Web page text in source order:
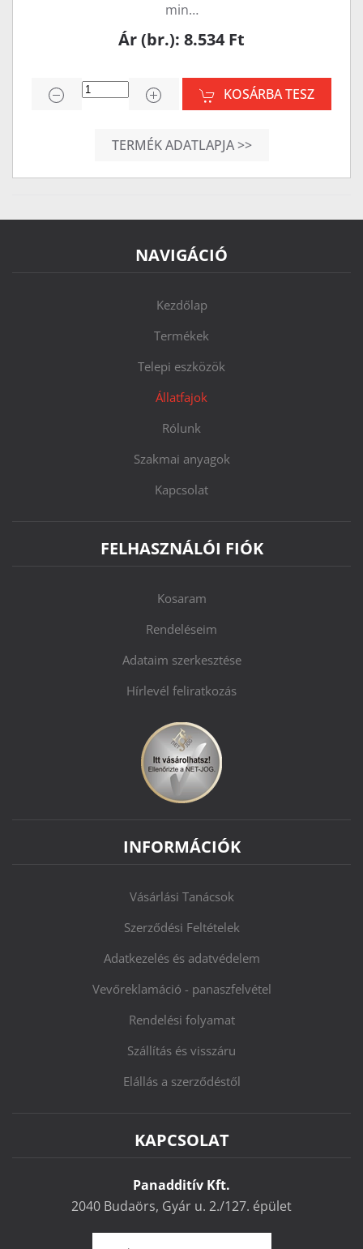
min…
Ár (br.): 8.534 Ft
KOSÁRBA TESZ
TERMÉK ADATLAPJA >>
NAVIGÁCIÓ
Kezdőlap
Termékek
Telepi eszközök
Állatfajok
Rólunk
Szakmai anyagok
Kapcsolat
FELHASZNÁLÓI FIÓK
Kosaram
Rendeléseim
Adataim szerkesztése
Hírlevél feliratkozás
INFORMÁCIÓK
Vásárlási Tanácsok
Szerződési Feltételek
Adatkezelés és adatvédelem
Vevőreklamáció - panaszfelvétel
Rendelési folyamat
Szállítás és visszáru
Elállás a szerződéstől
KAPCSOLAT
Panadditív Kft.
2040 Budaörs, Gyár u. 2./127. épület